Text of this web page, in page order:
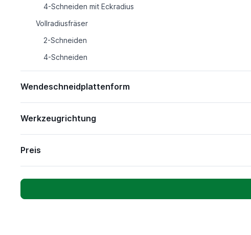
4-Schneiden mit Eckradius
Vollradiusfräser
2-Schneiden
4-Schneiden
Wendeschneidplattenform
Werkzeugrichtung
Preis